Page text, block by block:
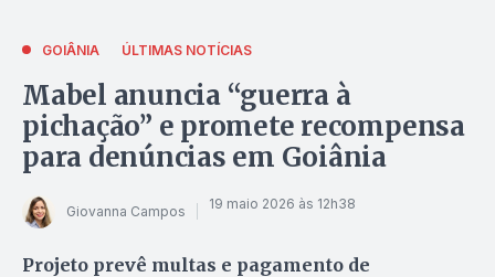
GOIÂNIA ÚLTIMAS NOTÍCIAS
Mabel anuncia “guerra à
pichação” e promete recompensa
para denúncias em Goiânia
Giovanna Campos 19 maio 2026 às 12h38
Projeto prevê multas e pagamento de